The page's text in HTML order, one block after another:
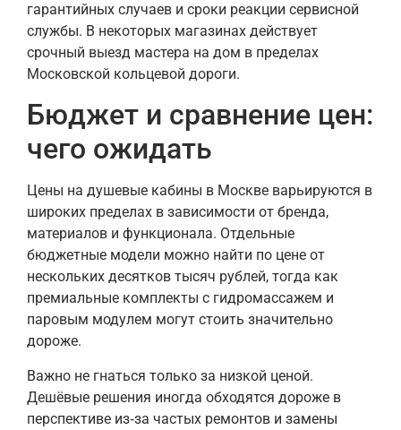
гарантийных случаев и сроки реакции сервисной
службы. В некоторых магазинах действует
срочный выезд мастера на дом в пределах
Московской кольцевой дороги.
Бюджет и сравнение цен:
чего ожидать
Цены на душевые кабины в Москве варьируются в
широких пределах в зависимости от бренда,
материалов и функционала. Отдельные
бюджетные модели можно найти по цене от
нескольких десятков тысяч рублей, тогда как
премиальные комплекты с гидромассажем и
паровым модулем могут стоить значительно
дороже.
Важно не гнаться только за низкой ценой.
Дешёвые решения иногда обходятся дороже в
перспективе из‑за частых ремонтов и замены